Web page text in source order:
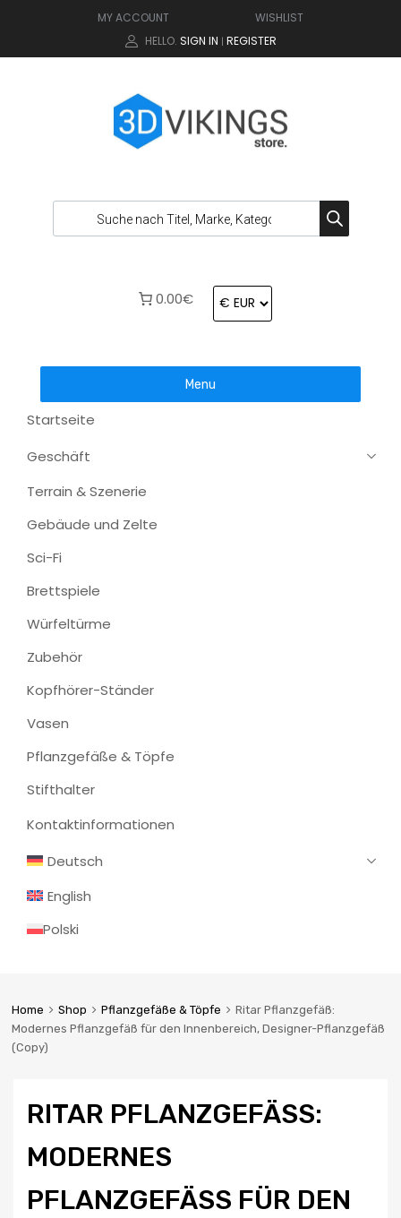
MY ACCOUNT
WISHLIST
HELLO. SIGN IN | REGISTER
0.00€
Menu
Startseite
Geschäft
Terrain & Szenerie
Gebäude und Zelte
Sci-Fi
Brettspiele
Würfeltürme
Zubehör
Kopfhörer-Ständer
Vasen
Pflanzgefäße & Töpfe
Stifthalter
Kontaktinformationen
Deutsch
English
Polski
Home Shop Pflanzgefäße & Töpfe
Ritar Pflanzgefäß:
Modernes Pflanzgefäß für den Innenbereich, Designer-Pflanzgefäß
(Copy)
RITAR PFLANZGEFÄSS: M
ODERNES P
FLANZGEFÄSS FÜR DEN IN